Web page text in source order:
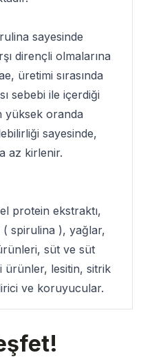
sayesinde
dirençli olmalarına
üretimi sırasında
sebebi ile içerdiği
yüksek oranda
sayesinde,
az kirlenir.
protein ekstraktı,
( spirulina ), yağlar,
süt ve süt
ürünler, lesitin, sitrik
ve koruyucular.